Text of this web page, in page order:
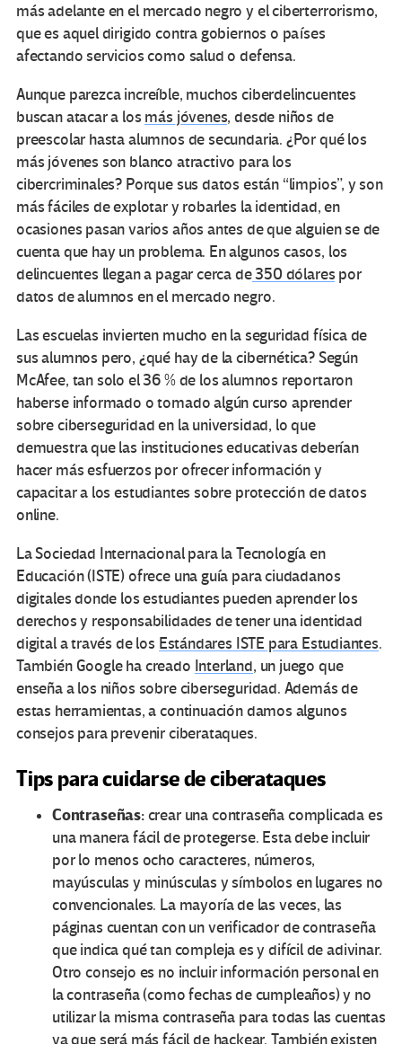
más adelante en el mercado negro y el ciberterrorismo,
que es aquel dirigido contra gobiernos o países
afectando servicios como salud o defensa.
Aunque parezca increíble, muchos ciberdelincuentes
buscan atacar a los más jóvenes, desde niños de
preescolar hasta alumnos de secundaria. ¿Por qué los
más jóvenes son blanco atractivo para los
cibercriminales? Porque sus datos están “limpios”, y son
más fáciles de explotar y robarles la identidad, en
ocasiones pasan varios años antes de que alguien se de
cuenta que hay un problema. En algunos casos, los
delincuentes llegan a pagar cerca de350 dólares por
datos de alumnos en el mercado negro.
Las escuelas invierten mucho en la seguridad física de
sus alumnos pero, ¿qué hay de la cibernética? Según
McAfee, tan solo el 36 % de los alumnos reportaron
haberse informado o tomado algún curso aprender
sobre ciberseguridad en la universidad, lo que
demuestra que las instituciones educativas deberían
hacer más esfuerzos por ofrecer información y
capacitar a los estudiantes sobre protección de datos
online.
La Sociedad Internacional para la Tecnología en
Educación (ISTE) ofrece una guía para ciudadanos
digitales donde los estudiantes pueden aprender los
derechos y responsabilidades de tener una identidad
digital a través de los Estándares ISTE para Estudiantes.
También Google ha creado Interland, un juego que
enseña a los niños sobre ciberseguridad. Además de
estas herramientas, a continuación damos algunos
consejos para prevenir ciberataques.
Tips para cuidarse de ciberataques
Contraseñas:crear una contraseña complicada es
una manera fácil de protegerse. Esta debe incluir
por lo menos ocho caracteres, números,
mayúsculas y minúsculas y símbolos en lugares no
convencionales. La mayoría de las veces, las
páginas cuentan con un verificador de contraseña
que indica qué tan compleja es y difícil de adivinar.
Otro consejo es no incluir información personal en
la contraseña (como fechas de cumpleaños) y no
utilizar la misma contraseña para todas las cuentas
ya que será más fácil de hackear. También existen